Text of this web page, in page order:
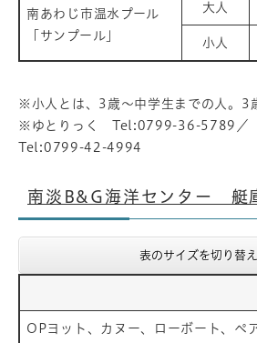
南あわじ市温水プール
「サンプール」
大人
小人
※小人とは、3歳～中学生までの人。3
※ゆとりっく Tel:0799-36-5789／
Tel:0799-42-4994
南淡B&G海洋センター 艇
表のサイズを切り替
OPヨット、カヌー、ローボート、ペ